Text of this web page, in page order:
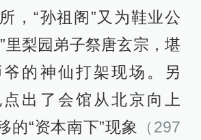
，“孙祖阁”又为鞋业公
里梨园弟子祭唐玄宗，堪
的神仙打架现场。另
出了会馆从北京向上
的“资本南下”现象 （297